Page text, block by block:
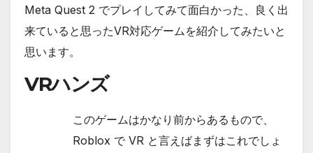
Meta Quest 2 でプレイしてみて面白かった、良く出
来ていると思ったVR対応ゲームを紹介してみたいと
思います。
VRハンズ
このゲームはかなり前からあるもので、
Roblox で VR と言えばまずはこれでしょ